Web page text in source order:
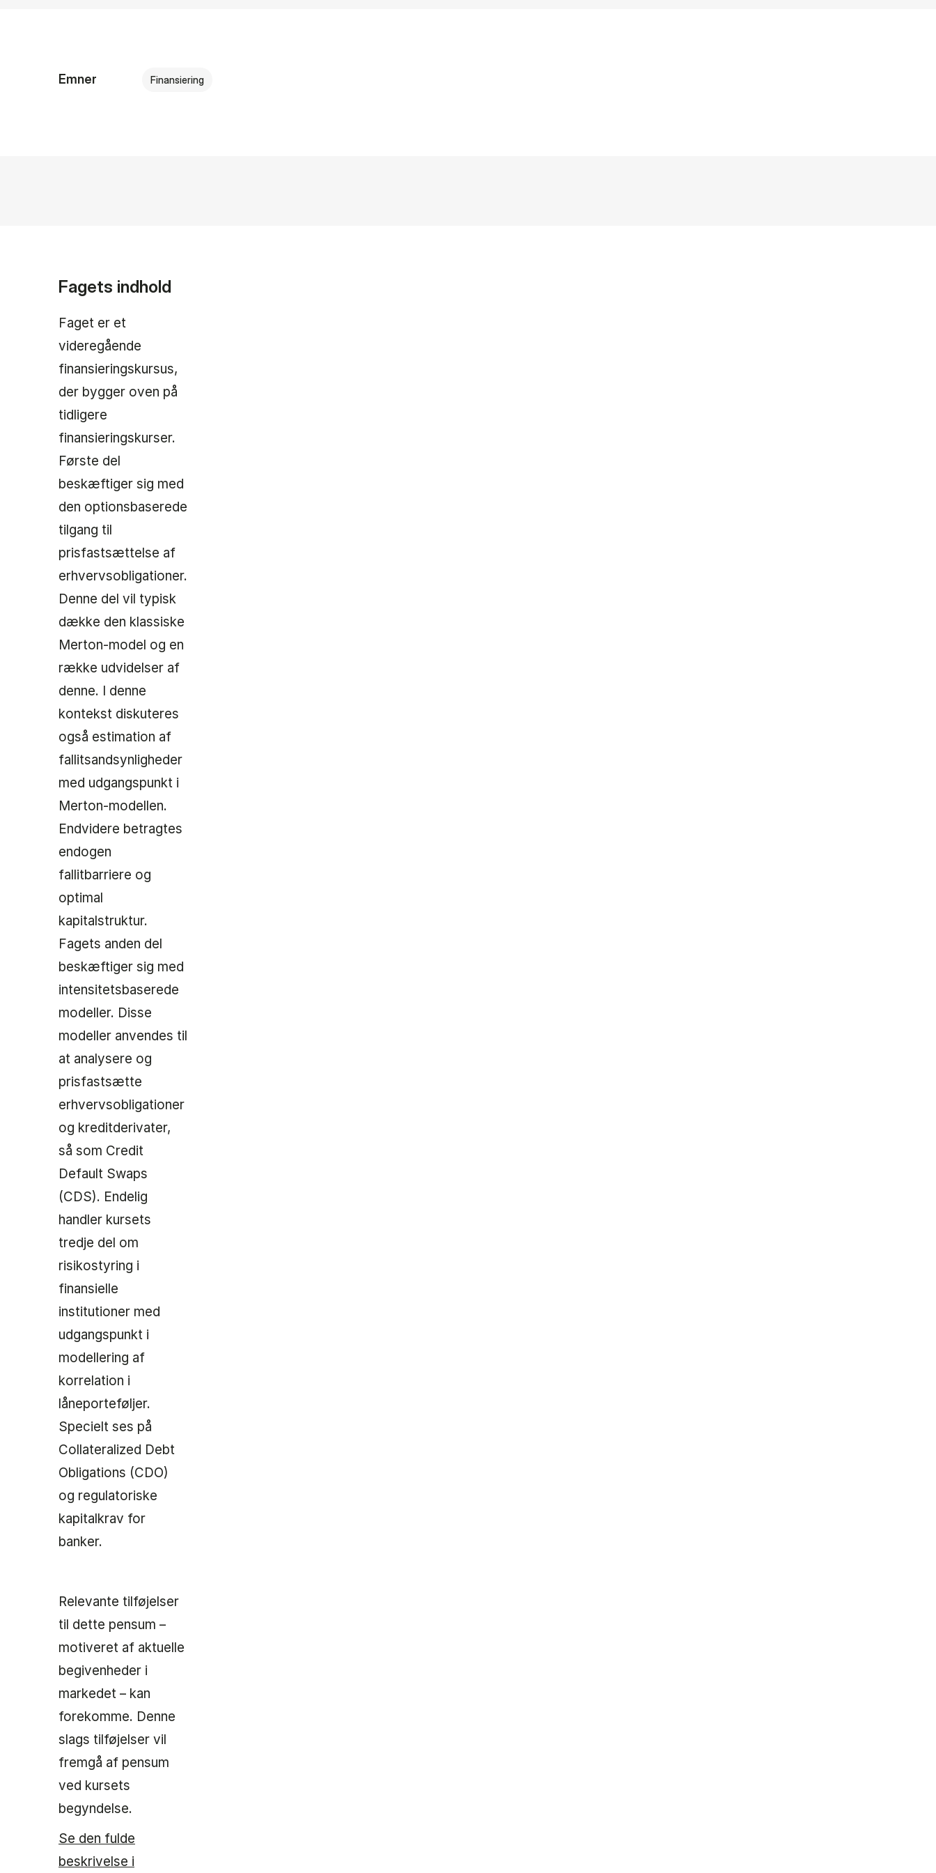
Emner Finansiering
Fagets indhold
Faget er et
videregående
finansieringskursus,
der bygger oven på
tidligere
finansieringskurser.
Første del
beskæftiger sig med
den optionsbaserede
tilgang til
prisfastsættelse af
erhvervsobligationer.
Denne del vil typisk
dække den klassiske
Merton-model og en
række udvidelser af
denne. I denne
kontekst diskuteres
også estimation af
fallitsandsynligheder
med udgangspunkt i
Merton-modellen.
Endvidere betragtes
endogen
fallitbarriere og
optimal
kapitalstruktur.
Fagets anden del
beskæftiger sig med
intensitetsbaserede
modeller. Disse
modeller anvendes til
at analysere og
prisfastsætte
erhvervsobligationer
og kreditderivater,
så som Credit
Default Swaps
(CDS). Endelig
handler kursets
tredje del om
risikostyring i
finansielle
institutioner med
udgangspunkt i
modellering af
korrelation i
låneporteføljer.
Specielt ses på
Collateralized Debt
Obligations (CDO)
og regulatoriske
kapitalkrav for
banker.
Relevante tilføjelser
til dette pensum –
motiveret af aktuelle
begivenheder i
markedet – kan
forekomme. Denne
slags tilføjelser vil
fremgå af pensum
ved kursets
begyndelse.
Se den fulde
beskrivelse i